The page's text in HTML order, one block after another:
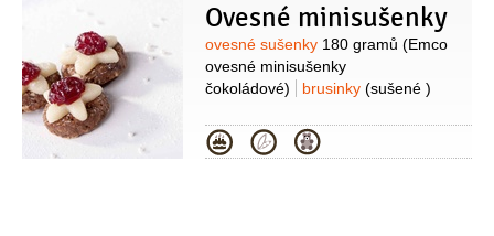
Ovesné minisušenky
Suroviny
ovesné sušenky 180 gramů (Emco
ovesné minisušenky
čokoládové)
brusinky (sušené )
Kategorie